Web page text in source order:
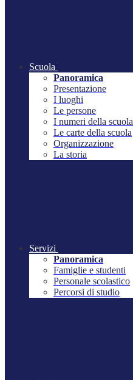
Scuola
Panoramica
Presentazione
I luoghi
Le persone
I numeri della scuola
Le carte della scuola
Organizzazione
La storia
Servizi
Panoramica
Famiglie e studenti
Personale scolastico
Percorsi di studio